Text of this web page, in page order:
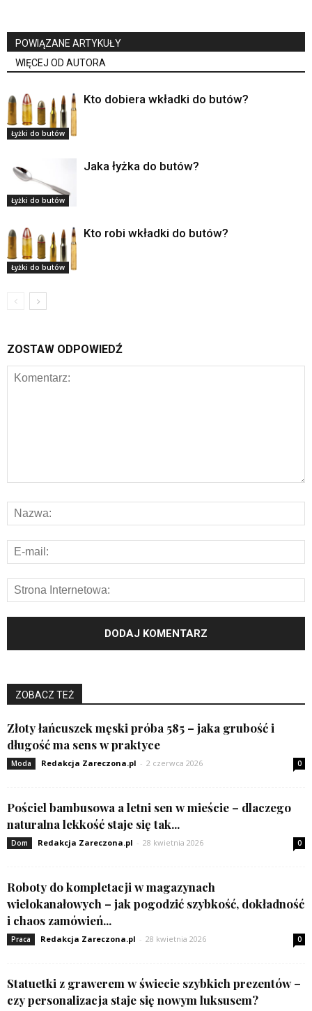
POWIĄZANE ARTYKUŁY
WIĘCEJ OD AUTORA
Łyżki do butów
Kto dobiera wkładki do butów?
Łyżki do butów
Jaka łyżka do butów?
Łyżki do butów
Kto robi wkładki do butów?
ZOSTAW ODPOWIEDŹ
ZOBACZ TEŻ
Złoty łańcuszek męski próba 585 – jaka grubość i
długość ma sens w praktyce
Moda Redakcja Zareczona.pl - 2 czerwca 2026 0
Pościel bambusowa a letni sen w mieście – dlaczego
naturalna lekkość staje się tak...
Dom Redakcja Zareczona.pl - 28 kwietnia 2026 0
Roboty do kompletacji w magazynach
wielokanałowych – jak pogodzić szybkość, dokładność
i chaos zamówień...
Praca Redakcja Zareczona.pl - 28 kwietnia 2026 0
Statuetki z grawerem w świecie szybkich prezentów –
czy personalizacja staje się nowym luksusem?